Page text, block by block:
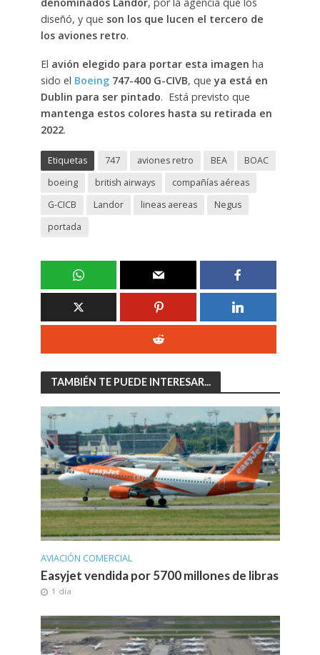
diseñó, y que son los que lucen el tercero de
los aviones retro.
El avión elegido para portar esta imagen ha
sido el Boeing747-400 G-CIVB, que ya está en
Dublin para ser pintado. Está previsto que
mantenga estos colores hasta su retirada en
2022.
Etiquetas 747 aviones retro BEA
BOAC
boeing
british airways
compañías aéreas
G-CICB
Landor lineas aereas
Negus
portada
TAMBIÉN TE PUEDE INTERESAR...
AVIACIÓN COMERCIAL
Easyjet vendida por 5700 millones de libras
1 día